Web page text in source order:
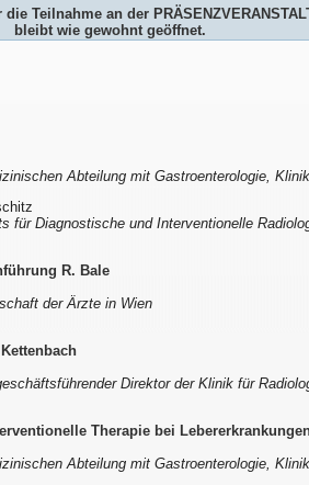
Teilnahme an der
bleibt wie gewohnt geöffnet.
Abteilung mit Gastroenterologie,
für Diagnostische und Interventionelle
R. Bale
der Ärzte in Wien
Direktor der Klinik für
Therapie bei
Abteilung mit Gastroenterologie,